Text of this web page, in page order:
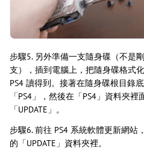
步驟5. 另外準備一支隨身碟（不是
支），插到電腦上，把隨身碟格式
PS4 讀得到。接著在隨身碟根目錄
「PS4」，然後在「PS4」資料夾
「UPDATE」。
步驟6. 前往 PS4 系統軟體更新網站
的「UPDATE」資料夾裡。